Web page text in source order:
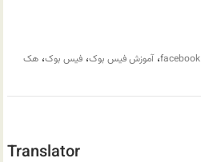
facebook،آموزش فیس بوک،فیس بوک،هک
Translator